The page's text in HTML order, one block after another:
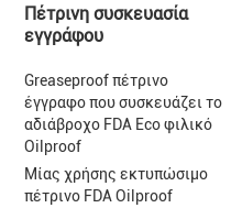
Πέτρινη συσκευασία
εγγράφου
Greaseproof πέτρινο
έγγραφο που συσκευάζει το
αδιάβροχο FDA Eco φιλικό
Oilproof
Μίας χρήσης εκτυπώσιμο
πέτρινο FDA Oilproof